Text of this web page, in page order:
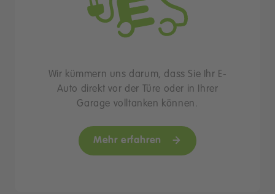
Wir kümmern uns darum, dass Sie Ihr E-
Auto direkt vor der Türe oder in Ihrer
Garage volltanken können.
Mehr erfahren